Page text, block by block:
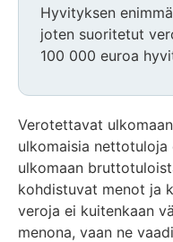
Hyvityksen
joten suoritetut
100 000 euroa
Verotettavat
ulkomaisia
ulkomaan
kohdistuvat menot ja
veroja ei kuitenkaan
menona, vaan ne